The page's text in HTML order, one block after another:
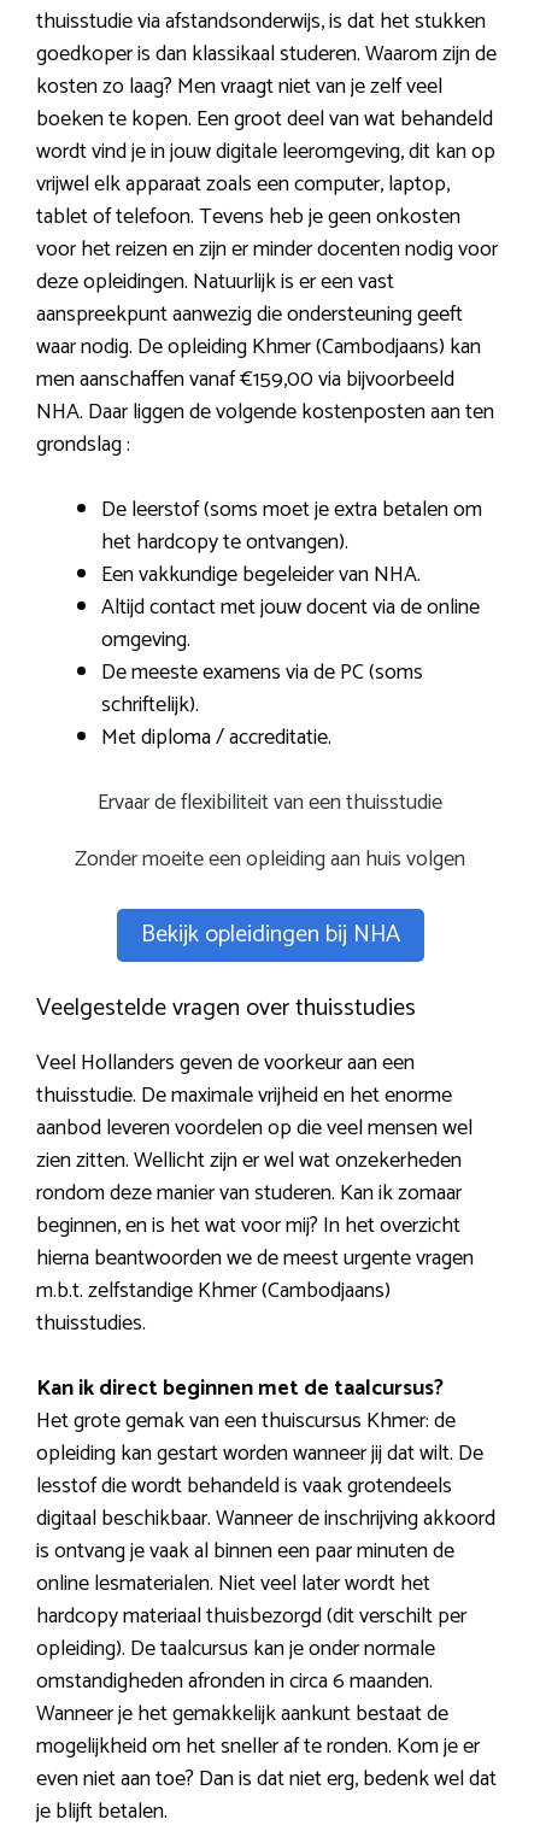
thuisstudie via afstandsonderwijs, is dat het stukken
goedkoper is dan klassikaal studeren. Waarom zijn de
kosten zo laag? Men vraagt niet van je zelf veel
boeken te kopen. Een groot deel van wat behandeld
wordt vind je in jouw digitale leeromgeving, dit kan op
vrijwel elk apparaat zoals een computer, laptop,
tablet of telefoon. Tevens heb je geen onkosten
voor het reizen en zijn er minder docenten nodig voor
deze opleidingen. Natuurlijk is er een vast
aanspreekpunt aanwezig die ondersteuning geeft
waar nodig. De opleiding Khmer (Cambodjaans) kan
men aanschaffen vanaf €159,00 via bijvoorbeeld
NHA. Daar liggen de volgende kostenposten aan ten
grondslag :
De leerstof (soms moet je extra betalen om
het hardcopy te ontvangen).
Een vakkundige begeleider van NHA.
Altijd contact met jouw docent via de online
omgeving.
De meeste examens via de PC (soms
schriftelijk).
Met diploma / accreditatie.
Ervaar de flexibiliteit van een thuisstudie
Zonder moeite een opleiding aan huis volgen
Bekijk opleidingen bij NHA
Veelgestelde vragen over thuisstudies
Veel Hollanders geven de voorkeur aan een
thuisstudie. De maximale vrijheid en het enorme
aanbod leveren voordelen op die veel mensen wel
zien zitten. Wellicht zijn er wel wat onzekerheden
rondom deze manier van studeren. Kan ik zomaar
beginnen, en is het wat voor mij? In het overzicht
hierna beantwoorden we de meest urgente vragen
m.b.t. zelfstandige Khmer (Cambodjaans)
thuisstudies.
Kan ik direct beginnen met de taalcursus?
Het grote gemak van een thuiscursus Khmer: de
opleiding kan gestart worden wanneer jij dat wilt. De
lesstof die wordt behandeld is vaak grotendeels
digitaal beschikbaar. Wanneer de inschrijving akkoord
is ontvang je vaak al binnen een paar minuten de
online lesmaterialen. Niet veel later wordt het
hardcopy materiaal thuisbezorgd (dit verschilt per
opleiding). De taalcursus kan je onder normale
omstandigheden afronden in circa 6 maanden.
Wanneer je het gemakkelijk aankunt bestaat de
mogelijkheid om het sneller af te ronden. Kom je er
even niet aan toe? Dan is dat niet erg, bedenk wel dat
je blijft betalen.